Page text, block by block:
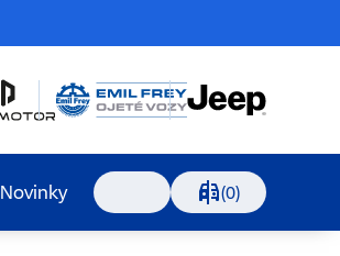
Novinky VyhledáváníPorovnávání, 0
(0)